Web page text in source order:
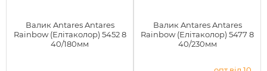
Валик Antares Antares
Rainbow (Елітаколор) 5452 8
40/180мм
Валик Antares Antares
Rainbow (Елітаколор) 5477 8
40/230мм